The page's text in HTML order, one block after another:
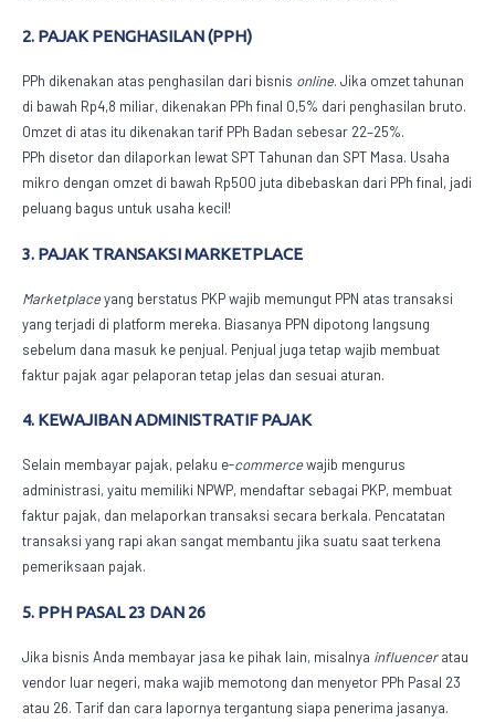
2. PAJAK PENGHASILAN (PPH)
PPh dikenakan atas penghasilan dari bisnis online. Jika omzet tahunan
di bawah Rp4,8 miliar, dikenakan PPh final 0,5% dari penghasilan bruto.
Omzet di atas itu dikenakan tarif PPh Badan sebesar 22–25%.
PPh disetor dan dilaporkan lewat SPT Tahunan dan SPT Masa. Usaha
mikro dengan omzet di bawah Rp500 juta dibebaskan dari PPh final, jadi
peluang bagus untuk usaha kecil!
3. PAJAK TRANSAKSI MARKETPLACE
Marketplaceyang berstatus PKP wajib memungut PPN atas transaksi
yang terjadi di platform mereka. Biasanya PPN dipotong langsung
sebelum dana masuk ke penjual. Penjual juga tetap wajib membuat
faktur pajak agar pelaporan tetap jelas dan sesuai aturan.
4. KEWAJIBAN ADMINISTRATIF PAJAK
Selain membayar pajak, pelaku e-commercewajib mengurus
administrasi, yaitu memiliki NPWP, mendaftar sebagai PKP, membuat
faktur pajak, dan melaporkan transaksi secara berkala. Pencatatan
transaksi yang rapi akan sangat membantu jika suatu saat terkena
pemeriksaan pajak.
5. PPH PASAL 23 DAN 26
Jika bisnis Anda membayar jasa ke pihak lain, misalnya influenceratau
vendor luar negeri, maka wajib memotong dan menyetor PPh Pasal 23
atau 26. Tarif dan cara lapornya tergantung siapa penerima jasanya.